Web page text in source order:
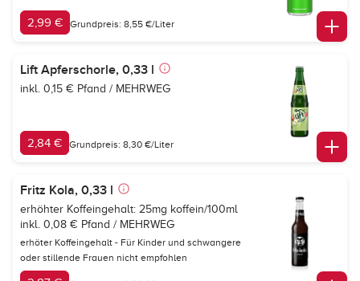
2,99 € Grundpreis: 8,55 €/Liter
Lift Apferschorle, 0,33 l
inkl. 0,15 € Pfand / MEHRWEG
2,84 € Grundpreis: 8,30 €/Liter
Fritz Kola, 0,33 l
erhöhter Koffeingehalt: 25mg koffein/100ml
inkl. 0,08 € Pfand / MEHRWEG
erhöter Koffeingehalt - Für Kinder und schwangere
oder stillende Frauen nicht empfohlen